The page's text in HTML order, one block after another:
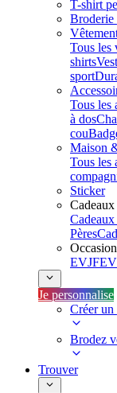
T-shirt
Broderie
Tous les
shirts
sport
Tous les
à dos
cou
Maison
Tous les
Sticker
Cadeaux
Pères
EVJF
Je personnalise
Créer
Brodez
Trouver